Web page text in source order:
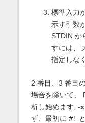
標準入力
示す引数
STDIN か
すには、
指定しな
2 番目、3 番目
場合を除いて、
析し始めます; -x
ず、最初に #!